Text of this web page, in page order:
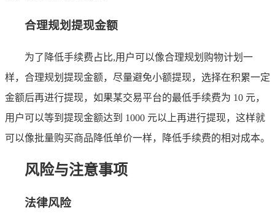
合理规划提现金额
为了降低手续费占比,用户可以像合理规划购物计划一
样，合理规划提现金额，尽量避免小额提现，选择在积累一定
金额后再进行提现，如果某交易平台的最低手续费为 10 元，
用户可以等到提现金额达到 1000 元以上再进行提现，这样就
可以像批量购买商品降低单价一样，降低手续费的相对成本。
风险与注意事项
法律风险